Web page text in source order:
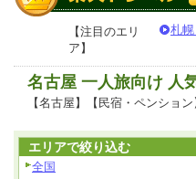
【注目のエリ
ア】
札
名古屋 一人旅向け 人
【名古屋】【民宿・ペンショ
エリアで絞り込む
全国